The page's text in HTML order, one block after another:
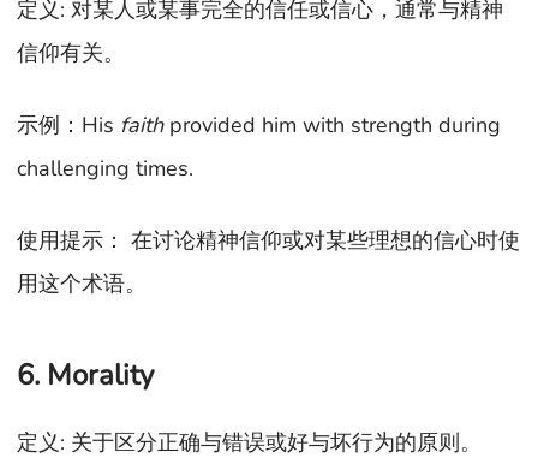
定义: 对某人或某事完全的信任或信心，通常与精神
信仰有关。
示例：His faithprovided him with strength during
challenging times.
使用提示： 在讨论精神信仰或对某些理想的信心时使
用这个术语。
6. Morality
定义: 关于区分正确与错误或好与坏行为的原则。